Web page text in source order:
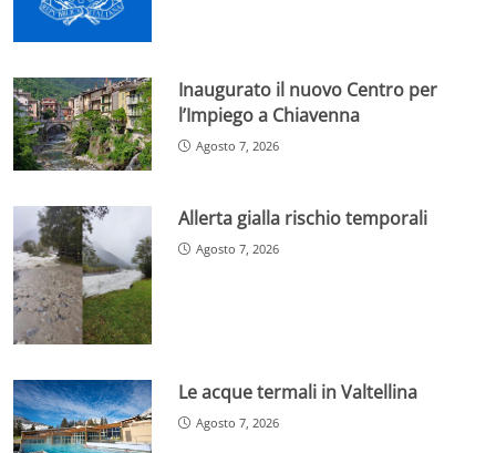
Inaugurato il nuovo Centro per
l’Impiego a Chiavenna
Agosto 7, 2026
Allerta gialla rischio temporali
Agosto 7, 2026
Le acque termali in Valtellina
Agosto 7, 2026